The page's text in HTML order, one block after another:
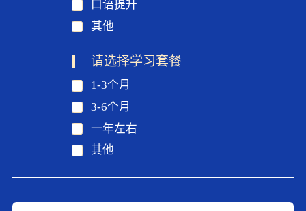
口语提升
其他
请选择学习套餐
1-3个月
3-6个月
一年左右
其他